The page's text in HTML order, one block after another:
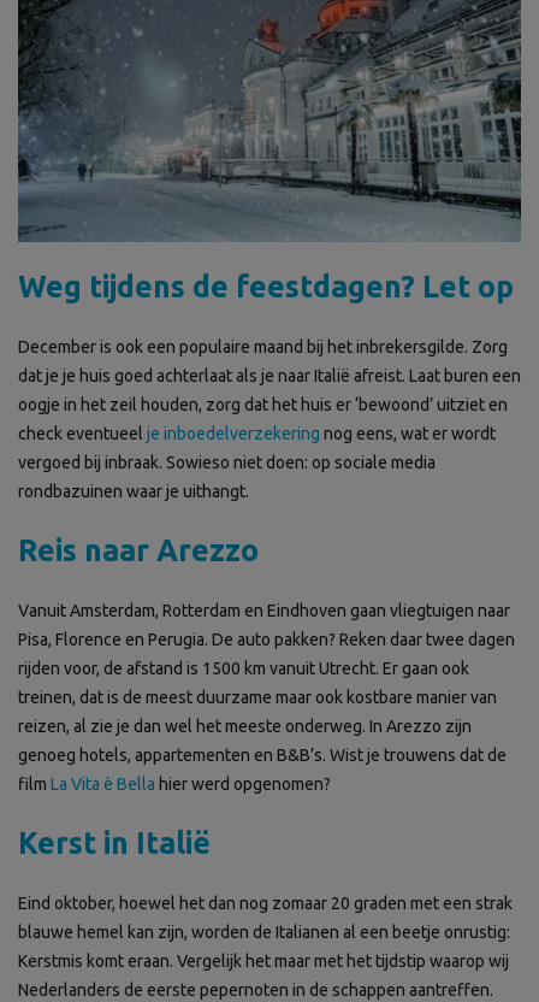
Weg tijdens de feestdagen? Let op
December is ook een populaire maand bij het inbrekersgilde. Zorg
dat je je huis goed achterlaat als je naar Italië afreist. Laat buren een
oogje in het zeil houden, zorg dat het huis er ‘bewoond’ uitziet en
check eventueel je inboedelverzekering nog eens, wat er wordt
vergoed bij inbraak. Sowieso niet doen: op sociale media
rondbazuinen waar je uithangt.
Reis naar Arezzo
Vanuit Amsterdam, Rotterdam en Eindhoven gaan vliegtuigen naar
Pisa, Florence en Perugia. De auto pakken? Reken daar twee dagen
rijden voor, de afstand is 1500 km vanuit Utrecht. Er gaan ook
treinen, dat is de meest duurzame maar ook kostbare manier van
reizen, al zie je dan wel het meeste onderweg. In Arezzo zijn
genoeg hotels, appartementen en B&B’s. Wist je trouwens dat de
film La Vita è Bella hier werd opgenomen?
Kerst in Italië
Eind oktober, hoewel het dan nog zomaar 20 graden met een strak
blauwe hemel kan zijn, worden de Italianen al een beetje onrustig:
Kerstmis komt eraan. Vergelijk het maar met het tijdstip waarop wij
Nederlanders de eerste pepernoten in de schappen aantreffen.